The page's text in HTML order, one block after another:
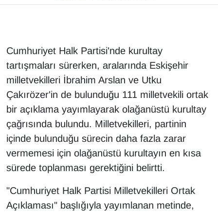
Cumhuriyet Halk Partisi'nde kurultay
tartışmaları sürerken, aralarında Eskişehir
milletvekilleri İbrahim Arslan ve Utku
Çakırözer'in de bulunduğu 111 milletvekili ortak
bir açıklama yayımlayarak olağanüstü kurultay
çağrısında bulundu. Milletvekilleri, partinin
içinde bulunduğu sürecin daha fazla zarar
vermemesi için olağanüstü kurultayın en kısa
sürede toplanması gerektiğini belirtti.
"Cumhuriyet Halk Partisi Milletvekilleri Ortak
Açıklaması" başlığıyla yayımlanan metinde,